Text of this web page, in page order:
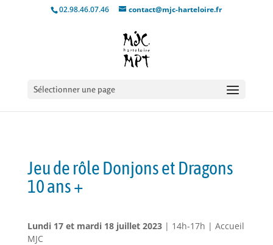
02.98.46.07.46 contact@mjc-harteloire.fr
Sélectionner une page
Jeu de rôle Donjons et Dragons
10 ans +
Lundi 17 et mardi 18 juillet 2023 | 14h-17h | Accueil
MJC